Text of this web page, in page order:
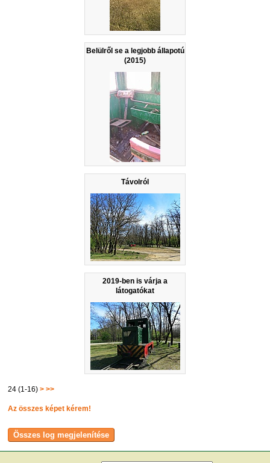
Belülről se a legjobb állapotú
(2015)
Távolról
2019-ben is várja a
látogatókat
24 (1-16)> >>
Az összes képet kérem!